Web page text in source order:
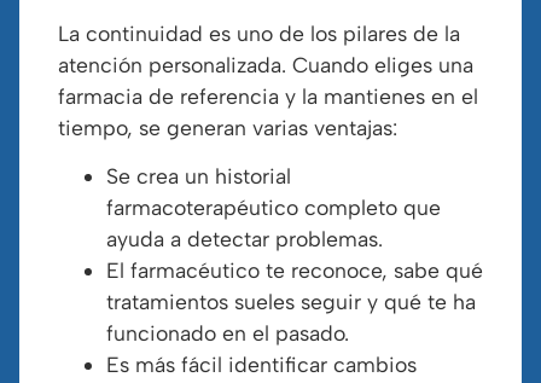
La continuidad es uno de los pilares de la
atención personalizada. Cuando eliges una
farmacia de referencia y la mantienes en el
tiempo, se generan varias ventajas:
Se crea un historial
farmacoterapéutico completo que
ayuda a detectar problemas.
El farmacéutico te reconoce, sabe qué
tratamientos sueles seguir y qué te ha
funcionado en el pasado.
Es más fácil identificar cambios